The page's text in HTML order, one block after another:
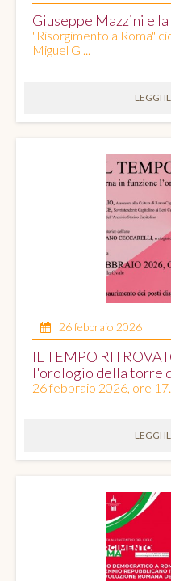
Giuseppe Mazzini e la
"Risorgimento a Roma"
Miguel G ...
LEGGI
26 febbraio 2026
IL TEMPO
l'orologio della torre
26 febbraio 2026, ore
LEGGI